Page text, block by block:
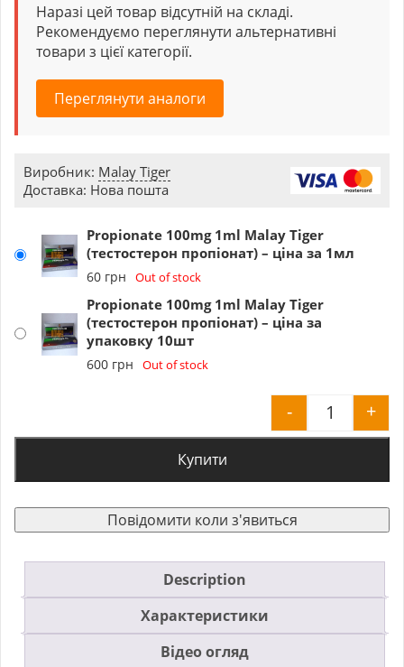
Наразі цей товар відсутній на складі.
Рекомендуємо переглянути альтернативні
товари з цієї категорії.
Переглянути аналоги
Виробник: Malay Tiger
Доставка: Нова пошта
Propionate 100mg 1ml Malay Tiger
(тестостерон пропіонат) – ціна за 1мл
60 грн Out of stock
Propionate 100mg 1ml Malay Tiger
(тестостерон пропіонат) – ціна за
упаковку 10шт
600 грн Out of stock
- +
Купити
Повідомити коли з'явиться
Description
Характеристики
Відео огляд